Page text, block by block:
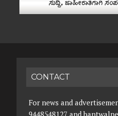
CONTACT
For news and
9448548127 and